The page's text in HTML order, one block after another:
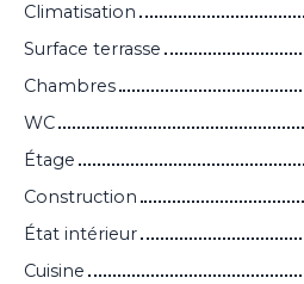
Climatisation
Surface terrasse
Chambres
WC
Étage
Construction
État intérieur
Cuisine